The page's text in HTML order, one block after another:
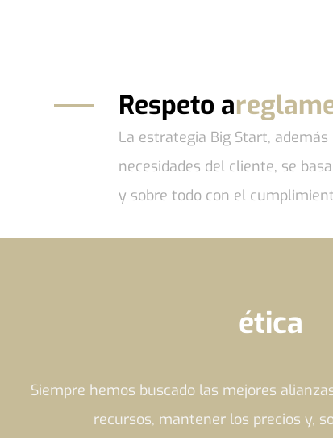
Respeto a
La estrategia Big Start,
necesidades del cliente, se
y sobre todo con el
ética
Siempre hemos buscado las mejores
recursos, mantener los precios y,